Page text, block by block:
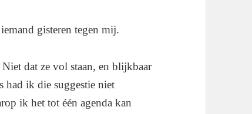
gisteren tegen mij.
dat ze vol staan, en blijkbaar
had ik die suggestie niet
ik het tot één agenda kan